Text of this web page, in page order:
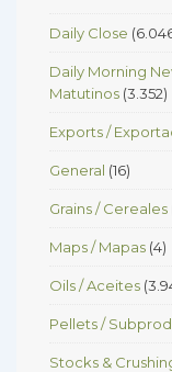
Daily Close
Daily Morning
Matutinos (3.352)
Exports /
General (16)
Grains / Cereales
Maps / Mapas (4)
Oils / Aceites
Pellets /
Stocks &